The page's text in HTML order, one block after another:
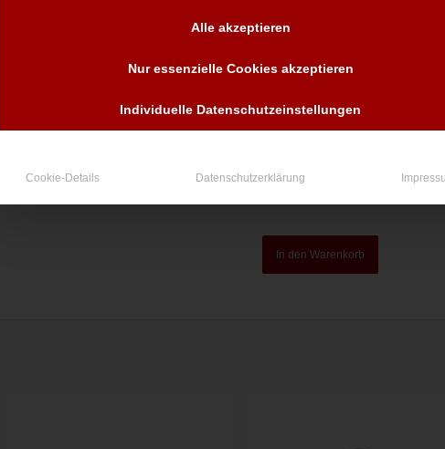
In den Warenkorb
Alle akzeptieren
Nur essenzielle Cookies akzeptieren
Individuelle Datenschutzeinstellungen
Cookie-Details Datenschutzerklärung